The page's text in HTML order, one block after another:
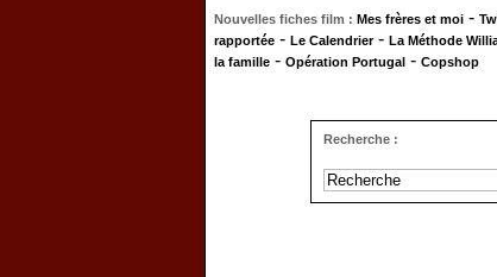
Nouvelles fiches film : Mes frères et moi -
rapportée - Le Calendrier- La Méthode
la famille - Opération Portugal - Copshop
Recherche :